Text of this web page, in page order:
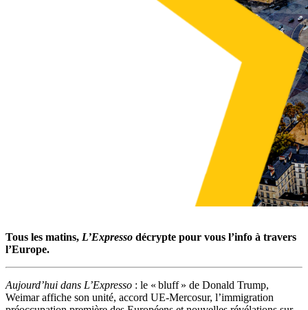
Tous les matins, L’Expresso décrypte pour vous l’info à travers
l’Europe.
Aujourd’hui dans L’Expresso : le « bluff » de Donald Trump,
Weimar affiche son unité, accord UE-Mercosur, l’immigration